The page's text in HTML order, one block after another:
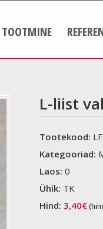
TOOTMINE
L-liist
Tootekood:
Kategooriad:
Laos:0
Ühik: TK
Hind:3,40€